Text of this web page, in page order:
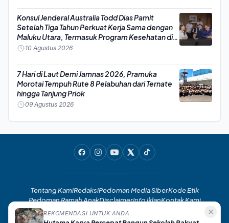
REKOMENDASI UNTUK ANDA ✕
Konsul Jenderal Australia Todd Dias Pamit
Setelah Tiga Tahun Perkuat Kerja Sama dengan
Maluku Utara, Termasuk Program Kesehatan di
Morotai
10 Agustus 2026
7 Hari di Laut Demi Jamnas 2026, Pramuka
Morotai Tempuh Rute 8 Pelabuhan dari Ternate
hingga Tanjung Priok
09 Agustus 2026
Tentang KamiRedaksiPedoman Media SiberKode Etik
Pedoman Ramah AnakDisclaimerInfo IklanKontak Kami